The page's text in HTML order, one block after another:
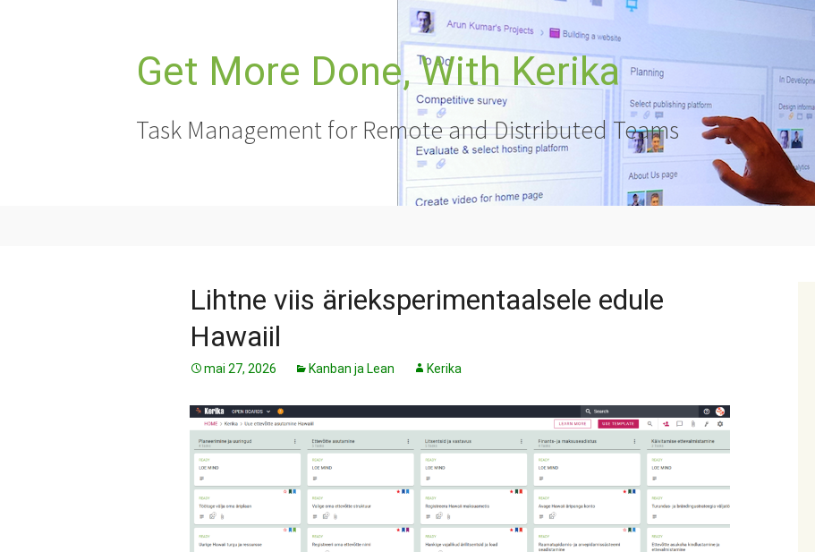
Get More Done, With Kerika
Task Management for Remote and Distributed Teams
Lihtne viis ärieksperimentaalsele edule
Hawaiil
mai 27, 2026 Kanban ja Lean Kerika